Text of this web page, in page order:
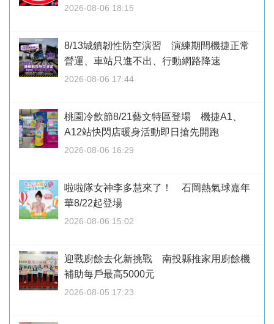
2026-08-06 18:15
8/13城鎮韌性防空演習 演練期間機捷正常
營運、車站只進不出、行動網路降速
2026-08-06 17:44
桃園冷飲節8/21藝文特區登場 機捷A1、
A12站快閃店暖身活動即日搶先開跑
2026-08-06 16:29
啦啦隊女神李多慧來了！ 石岡熱氣球嘉年
華8/22起登場
2026-08-06 15:02
迎戰廚餘去化新挑戰 南投縣推家用廚餘機
補助每戶最高5000元
2026-08-05 17:23